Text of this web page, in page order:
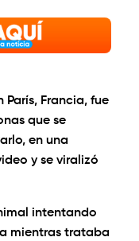
París, Francia, fue
que se
en una
y se viralizó
intentando
mientras trataba